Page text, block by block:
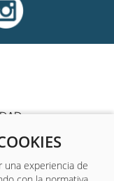
una experiencia de